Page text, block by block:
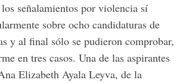
señalamientos por violencia sí
sobre ocho candidaturas de
y al final sólo se pudieron comprobar,
en tres casos. Una de las aspirantes
Elizabeth Ayala Leyva, de la